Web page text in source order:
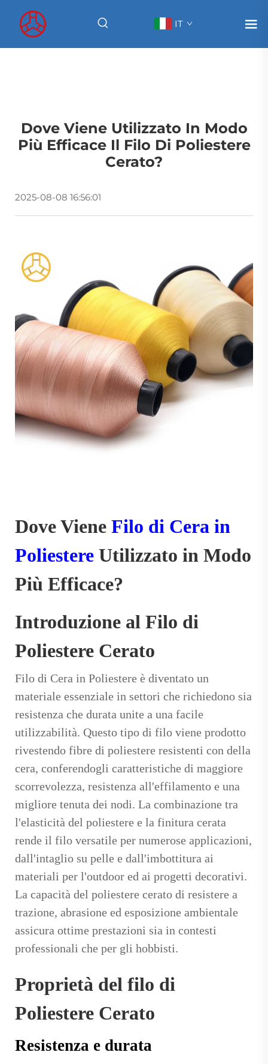
IT
Dove Viene Utilizzato In Modo
Più Efficace Il Filo Di Poliestere
Cerato?
2025-08-08 16:56:01
Dove Viene Filo di Cera in
Poliestere Utilizzato in Modo
Più Efficace?
Introduzione al Filo di
Poliestere Cerato
Filo di Cera in Poliestere è diventato un
materiale essenziale in settori che richiedono sia
resistenza che durata unite a una facile
utilizzabilità. Questo tipo di filo viene prodotto
rivestendo fibre di poliestere resistenti con della
cera, conferendogli caratteristiche di maggiore
scorrevolezza, resistenza all'effilamento e una
migliore tenuta dei nodi. La combinazione tra
l'elasticità del poliestere e la finitura cerata
rende il filo versatile per numerose applicazioni,
dall'intaglio su pelle e dall'imbottitura ai
materiali per l'outdoor ed ai progetti decorativi.
La capacità del poliestere cerato di resistere a
trazione, abrasione ed esposizione ambientale
assicura ottime prestazioni sia in contesti
professionali che per gli hobbisti.
Proprietà del filo di
Poliestere Cerato
Resistenza e durata